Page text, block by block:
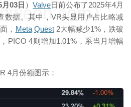
03日 ） Valve日前公布了2025年4月
数据。其中，VR头显用户占比略减
， Meta Quest2大幅减少1%，跌破
PICO 4则增加1.01%，系当月增幅
4月份额图示：
）